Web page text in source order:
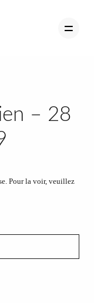
– 28
Pour la voir, veuillez